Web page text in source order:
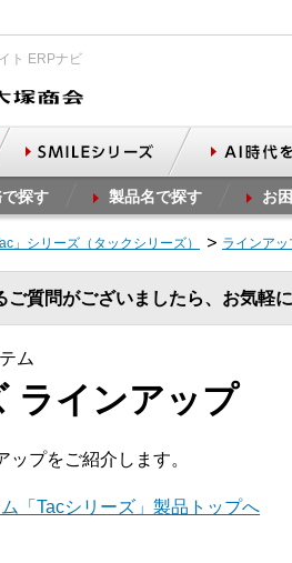
ト ERPナビ
探す 製品名で探す お
」シリーズ（タックシリーズ） ラインアッ
質問がございましたら、お気軽
ム
ラインアップ
ップをご紹介します。
「Tacシリーズ」製品トップへ